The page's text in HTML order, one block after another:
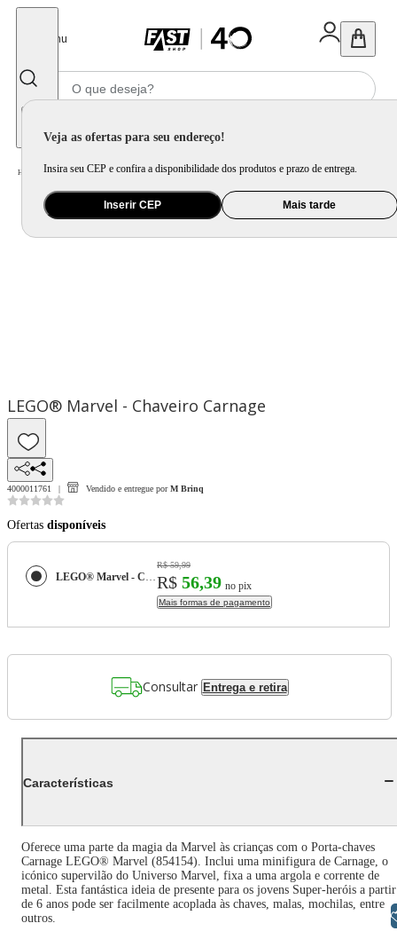
Menu
Veja as ofertas para seu endereço!
Insira seu CEP e confira a disponibilidade dos produtos e prazo de entrega.
Inserir CEP Mais tarde
Home Brinquedo e Colecionável / Para Colecionar
LEGO® Marvel - Chaveiro Carnage
4000011761 Vendido e entregue por M Brinq
Ofertas disponíveis
LEGO® Marvel - Chaveiro Carnage
R$ 59,99
R$ 56,39 no pix
Mais formas de pagamento
Consultar Entrega e retira
Características
Oferece uma parte da magia da Marvel às crianças com o Porta-chaves
Carnage LEGO® Marvel (854154). Inclui uma minifigura de Carnage, o
icónico supervilão do Universo Marvel, fixa a uma argola e corrente de
metal. Esta fantástica ideia de presente para os jovens Super-heróis a partir
de 6 anos pode ser facilmente acoplada às chaves, malas, mochilas, entre
outros.